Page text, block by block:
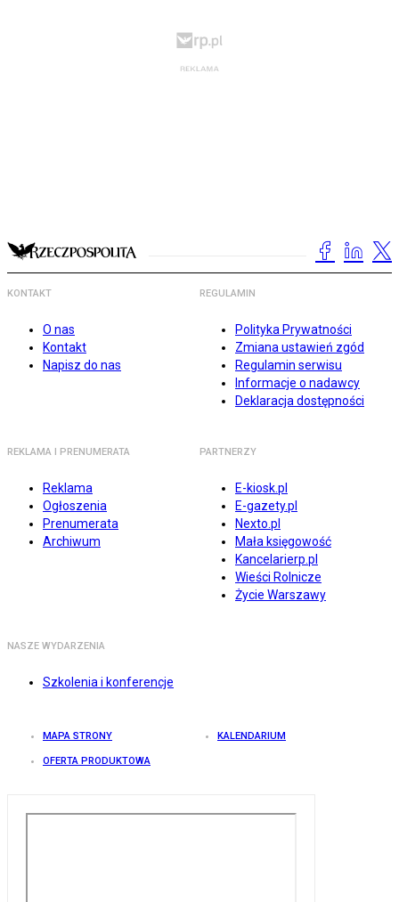
KONTAKT
O nas
Kontakt
Napisz do nas
REGULAMIN
Polityka Prywatności
Zmiana ustawień zgód
Regulamin serwisu
Informacje o nadawcy
Deklaracja dostępności
REKLAMA I PRENUMERATA
Reklama
Ogłoszenia
Prenumerata
Archiwum
PARTNERZY
E-kiosk.pl
E-gazety.pl
Nexto.pl
Mała księgowość
Kancelarierp.pl
Wieści Rolnicze
Życie Warszawy
NASZE WYDARZENIA
Szkolenia i konferencje
MAPA STRONY KALENDARIUM
OFERTA PRODUKTOWA